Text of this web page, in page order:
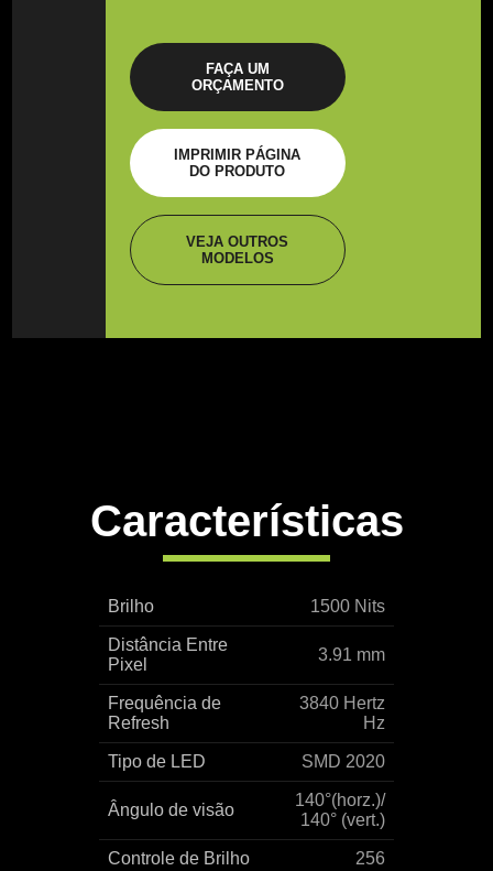
FAÇA UM
ORÇAMENTO
IMPRIMIR PÁGINA
DO PRODUTO
VEJA OUTROS
MODELOS
Características
Brilho 1500 Nits
Distância Entre
Pixel
3.91 mm
Frequência de
Refresh
3840 Hertz
Hz
Tipo de LED SMD 2020
Ângulo de visão
140°(horz.)/
140° (vert.)
Controle de Brilho 256